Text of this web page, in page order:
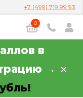
+7 (499) 719 99 93
0
в
→